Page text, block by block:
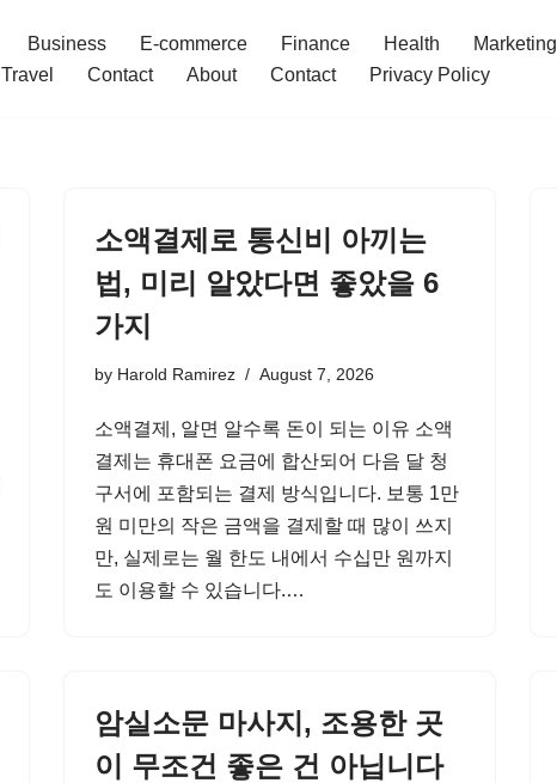
Business E-commerce Finance Health Marketing
Travel Contact About Contact Privacy Policy
소액결제로 통신비 아끼는
법, 미리 알았다면 좋았을 6
가지
by Harold Ramirez August 7, 2026
소액결제, 알면 알수록 돈이 되는 이유 소액
결제는 휴대폰 요금에 합산되어 다음 달 청
구서에 포함되는 결제 방식입니다. 보통 1만
원 미만의 작은 금액을 결제할 때 많이 쓰지
만, 실제로는 월 한도 내에서 수십만 원까지
도 이용할 수 있습니다.…
암실소문 마사지, 조용한 곳
이 무조건 좋은 건 아닙니다